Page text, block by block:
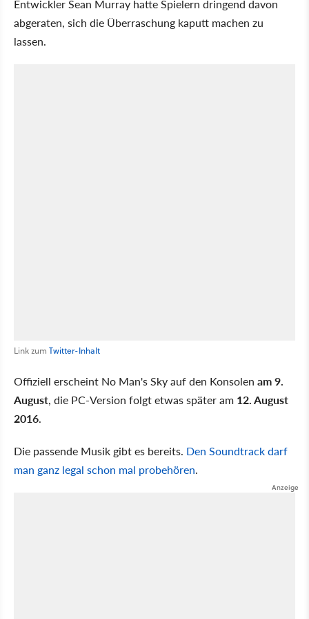
Entwickler Sean Murray hatte Spielern dringend davon
abgeraten, sich die Überraschung kaputt machen zu
lassen.
Link zum Twitter-Inhalt
Offiziell erscheint No Man's Sky auf den Konsolen am 9.
August, die PC-Version folgt etwas später am 12. August
2016.
Die passende Musik gibt es bereits. Den Soundtrack darf
man ganz legal schon mal probehören.